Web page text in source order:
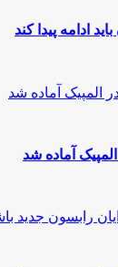
ادامه پیدا کند
آماده شد